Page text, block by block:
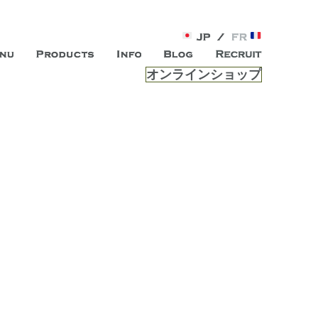
は、 内面から輝く美をトー
ープン。お客様のもつ「自らしい美しさ」を追求し、未来の
を提供する総合エステサロンです。
オンラインショップ